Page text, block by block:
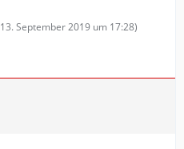
13. September 2019 um 17:28)